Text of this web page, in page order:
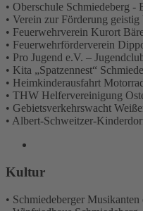
• Oberschule Schmiedeberg -
• Verein zur Förderung
• Feuerwehrverein Kurort
• Feuerwehrförderverein
• Pro Jugend e.V. –
• Kita „Spatzennest“
• Heimkinderausfahrt
• THW Helfervereinigung
• Gebietsverkehrswacht
• Albert-Schweitzer-
Kultur
• Schmiedeberger Musikanten